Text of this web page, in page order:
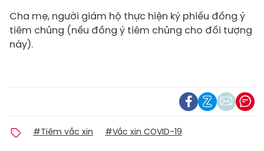
Cha mẹ, người giám hộ thực hiện ký phiếu đồng ý
tiêm chủng (nếu đồng ý tiêm chủng cho đối tượng
này).
#Tiêm vắc xin #Vắc xin COVID-19